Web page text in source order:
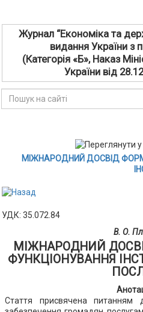
Журнал “Економіка та
видання України з
(Категорія «Б», Наказ
України від
МІЖНАРОДНИЙ ДОСВІД
УДК: 35.072.84
В. О.
МІЖНАРОДНИЙ
ФУНКЦІОНУВАННЯ
Стаття присвячена питанням